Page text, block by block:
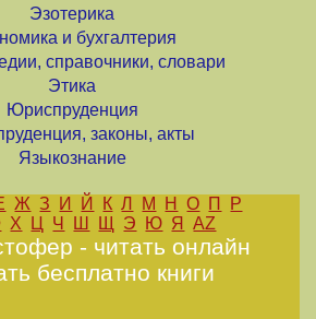
Эзотерика
и бухгалтерия
справочники, словари
Этика
Юриспруденция
законы, акты
Языкознание
Ж З И Й К Л М Н О П
Р
Х Ц Ч Ш Щ Э Ю Я AZ
- читать онлайн
бесплатно книги